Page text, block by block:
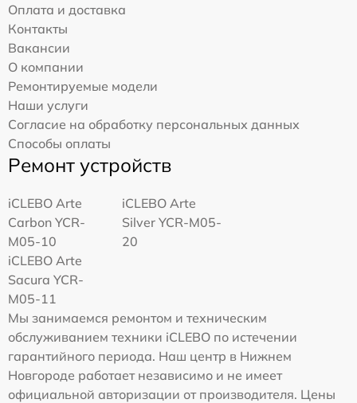
Оплата и доставка
Контакты
Вакансии
О компании
Ремонтируемые модели
Наши услуги
Согласие на обработку персональных данных
Способы оплаты
Ремонт устройств
iCLEBO Arte
Carbon YCR-
M05-10
iCLEBO Arte
Silver YCR-M05-
20
iCLEBO Arte
Sacura YCR-
M05-11
Мы занимаемся ремонтом и техническим
обслуживанием техники iCLEBO по истечении
гарантийного периода. Наш центр в Нижнем
Новгороде работает независимо и не имеет
официальной авторизации от производителя. Цены